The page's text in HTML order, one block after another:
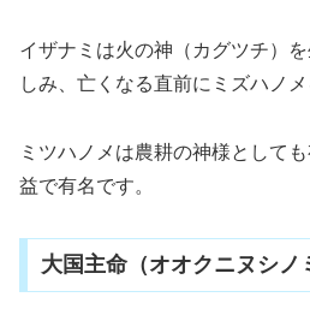
イザナミは火の神（カグツチ）
しみ、亡くなる直前にミズハノメ
ミツハノメは農耕の神様として
益で有名です。
大国主命（オオクニヌシノ